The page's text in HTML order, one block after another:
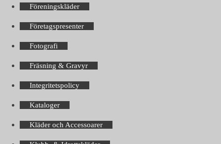
Föreningskläder
Företagspresenter
Fotografi
Fräsning & Gravyr
Integritetspolicy
Kataloger
Kläder och Accessoarer